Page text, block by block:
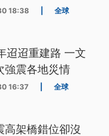
18:38 全球
迢迢重建路 一文
強震各地災情
16:37 全球
高架橋錯位卻沒